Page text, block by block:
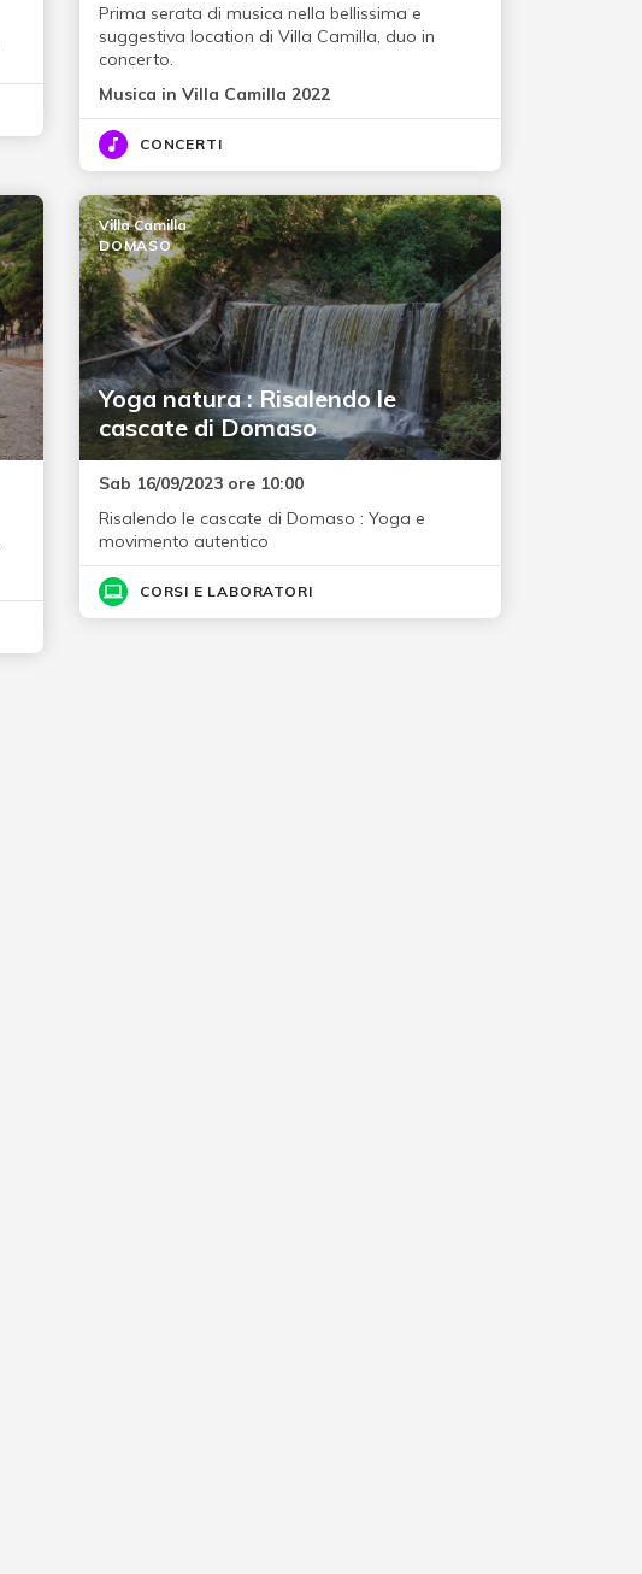
Prima serata di musica nella bellissima e
suggestiva location di Villa Camilla, duo in
concerto.
Musica in Villa Camilla 2022
CONCERTI
Yoga natura : Risalendo le
cascate di Domaso
Villa Camilla
DOMASO
Sab 16/09/2023 ore 10:00
Risalendo le cascate di Domaso : Yoga e
movimento autentico
CORSI E LABORATORI